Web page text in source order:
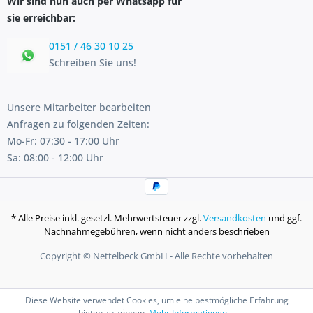
sie erreichbar:
0151 / 46 30 10 25
Schreiben Sie uns!
Unsere Mitarbeiter bearbeiten
Anfragen zu folgenden Zeiten:
Mo-Fr: 07:30 - 17:00 Uhr
Sa: 08:00 - 12:00 Uhr
* Alle Preise inkl. gesetzl. Mehrwertsteuer zzgl.Versandkosten und ggf.
Nachnahmegebühren, wenn nicht anders beschrieben
Copyright © Nettelbeck GmbH - Alle Rechte vorbehalten
Diese Website verwendet Cookies, um eine bestmögliche Erfahrung